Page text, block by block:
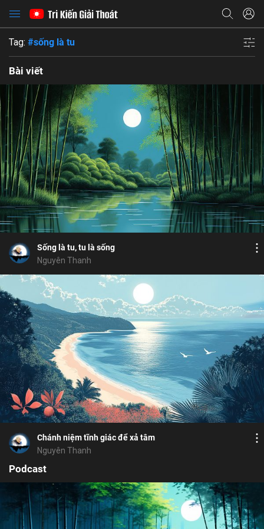
Tag: #sống là tu
Bài viết
Định Vô Lậu ly dục đạo đức nhân quả
18 12
Sống là tu, tu là sống
Nguyên Thanh
Bỏ chọn
Bỏ chọn
Bỏ chọn
Bình luận
Lưu
đức hiếu sinh đối tượng buông xả dục
7 8
Chánh niệm tĩnh giác để xả tâm
Nguyên Thanh
Bỏ chọn
Bỏ chọn
Bỏ chọn
Bình luận
Lưu
Podcast
Bỏ chọn